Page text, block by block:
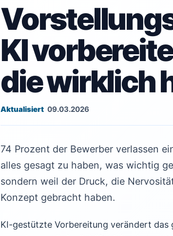
KI
die wirklich
09.03.2026
74 Prozent der Bewerber verlassen
alles gesagt zu haben, was wichtig
sondern weil der Druck, die
Konzept gebracht haben.
KI-gestützte Vorbereitung verändert das